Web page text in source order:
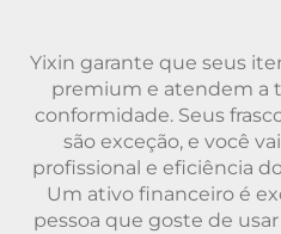
Yixin garante que seus
premium e atendem a
conformidade. Seus
são exceção, e você
profissional e eficiência
Um ativo financeiro é
pessoa que goste de